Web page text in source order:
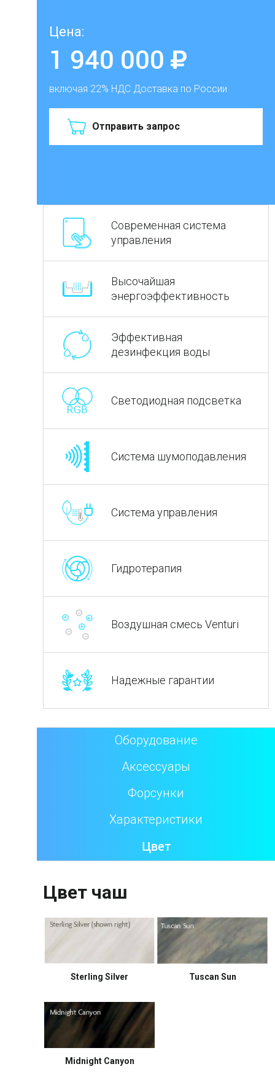
Цена:
1 940 000
включая 22% НДС Доставка по России
Отправить запрос
Современная cистема
управления
Высочайшая
энергоэффективность
Эффективная
дезинфекция воды
Светодиодная подсветка
Система шумоподавления
Система управления
Гидротерапия
Воздушная смесь Venturi
Надежные гарантии
Оборудование
Аксессуары
Форсунки
Характеристики
Цвет
Цвет чаш
Sterling Silver Tuscan Sun
Midnight Canyon